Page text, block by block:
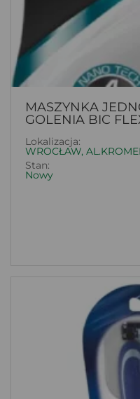
MASZYNKA
GOLENIA BIC
Lokalizacja:
WROCŁAW,
Stan:
Nowy